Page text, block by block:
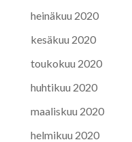
heinäkuu 2020
kesäkuu 2020
toukokuu 2020
huhtikuu 2020
maaliskuu 2020
helmikuu 2020